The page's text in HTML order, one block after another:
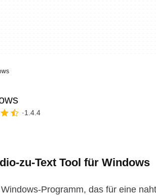
1.4.4
zu-Text Tool für Windows
Programm, das für eine